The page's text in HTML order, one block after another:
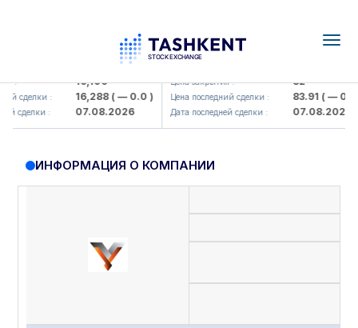
: 16,100
сделки : 16,288( — 0.0 )
сделки : 07.08.2026
KFSK (<Kafolat sug'urta
Цена закрытия : 82
Цена последний сделки : 83.91( — 0.0 )
Дата последней сделки : 07.08.2026
ИНФОРМАЦИЯ О КОМПАНИИ